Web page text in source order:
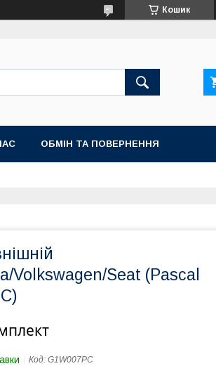
Кошик
ОБМІН ТА ПОВЕРНЕННЯ
Volkswagen/Seat (Pascal
Код: G1W007PC